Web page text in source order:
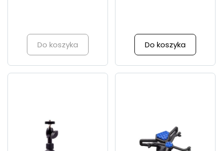
Do koszyka Do koszyka